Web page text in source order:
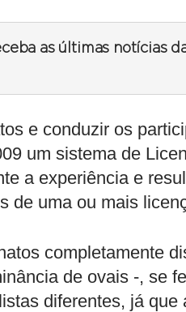
as últimas notícias
e conduzir os
um sistema de
a experiência e
de uma ou mais
completamente
de ovais -, se
diferentes, já